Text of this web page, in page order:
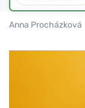
Anna Procházková